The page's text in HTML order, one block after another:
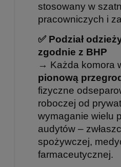
stosowany w
pracowniczych i
✅ Podział
zgodnie z BHP
→ Każda komora
pionową
fizyczne
roboczej od
wymaganie wielu
audytów –
spożywczej,
farmaceutycznej.